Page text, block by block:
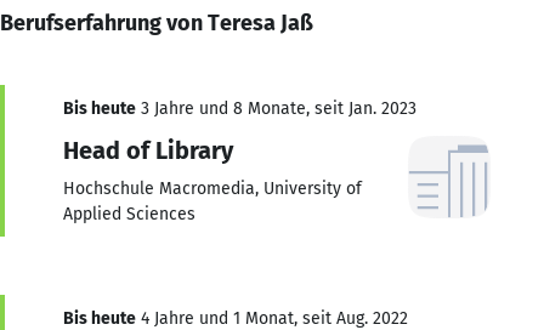
Berufserfahrung von Teresa Jaß
Bis heute 3 Jahre und 8 Monate, seit Jan. 2023
Head of Library
Hochschule Macromedia, University of
Applied Sciences
Bis heute 4 Jahre und 1 Monat, seit Aug. 2022